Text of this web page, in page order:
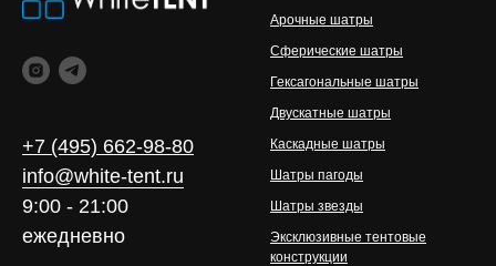
+7 (495) 662-98-80
info@white-tent.ru
9:00 - 21:00
ежедневно
Арочные шатры
Сферические шатры
Гексагональные шатры
Двускатные шатры
Каскадные шатры
Шатры пагоды
Шатры звезды
Эксклюзивные тентовые
конструкции